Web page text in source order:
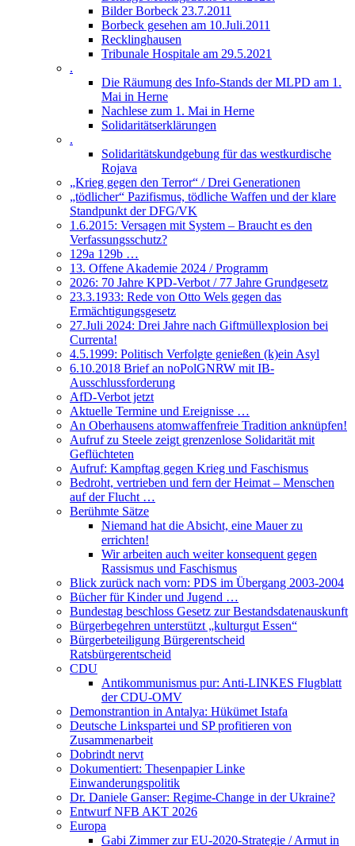
Bilder Borbeck 23.7.2011
Borbeck gesehen am 10.Juli.2011
Recklinghausen
Tribunale Hospitale am 29.5.2021
.
Die Räumung des Info-Stands der MLPD am 1.
Mai in Herne
Nachlese zum 1. Mai in Herne
Solidaritätserklärungen
.
Solidaritätskundgebung für das westkurdische
Rojava
„Krieg gegen den Terror“ / Drei Generationen
„tödlicher“ Pazifismus, tödliche Waffen und der klare
Standpunkt der DFG/VK
1.6.2015: Versagen mit System – Braucht es den
Verfassungsschutz?
129a 129b …
13. Offene Akademie 2024 / Programm
2026: 70 Jahre KPD-Verbot / 77 Jahre Grundgesetz
23.3.1933: Rede von Otto Wels gegen das
Ermächtigungsgesetz
27.Juli 2024: Drei Jahre nach Giftmüllexplosion bei
Currenta!
4.5.1999: Politisch Verfolgte genießen (k)ein Asyl
6.10.2018 Brief an noPolGNRW mit IB-
Ausschlussforderung
AfD-Verbot jetzt
Aktuelle Termine und Ereignisse …
An Oberhausens atomwaffenfreie Tradition anknüpfen!
Aufruf zu Steele zeigt grenzenlose Solidarität mit
Geflüchteten
Aufruf: Kampftag gegen Krieg und Faschismus
Bedroht, vertrieben und fern der Heimat – Menschen
auf der Flucht …
Berühmte Sätze
Niemand hat die Absicht, eine Mauer zu
errichten!
Wir arbeiten auch weiter konsequent gegen
Rassismus und Faschismus
Blick zurück nach vorn: PDS im Übergang 2003-2004
Bücher für Kinder und Jugend …
Bundestag beschloss Gesetz zur Bestandsdatenauskunft
Bürgerbegehren unterstützt „kulturgut Essen“
Bürgerbeteiligung Bürgerentscheid
Ratsbürgerentscheid
CDU
Antikommunismus pur: Anti-LINKES Flugblatt
der CDU-OMV
Demonstrantion in Antalya: Hükümet Istafa
Deutsche Linkspartei und SP profitieren von
Zusammenarbeit
Dobrindt nervt
Dokumentiert: Thesenpapier Linke
Einwanderungspolitik
Dr. Daniele Ganser: Regime-Change in der Ukraine?
Entwurf NFB AKT 2026
Europa
Gabi Zimmer zur EU-2020-Strategie / Armut in